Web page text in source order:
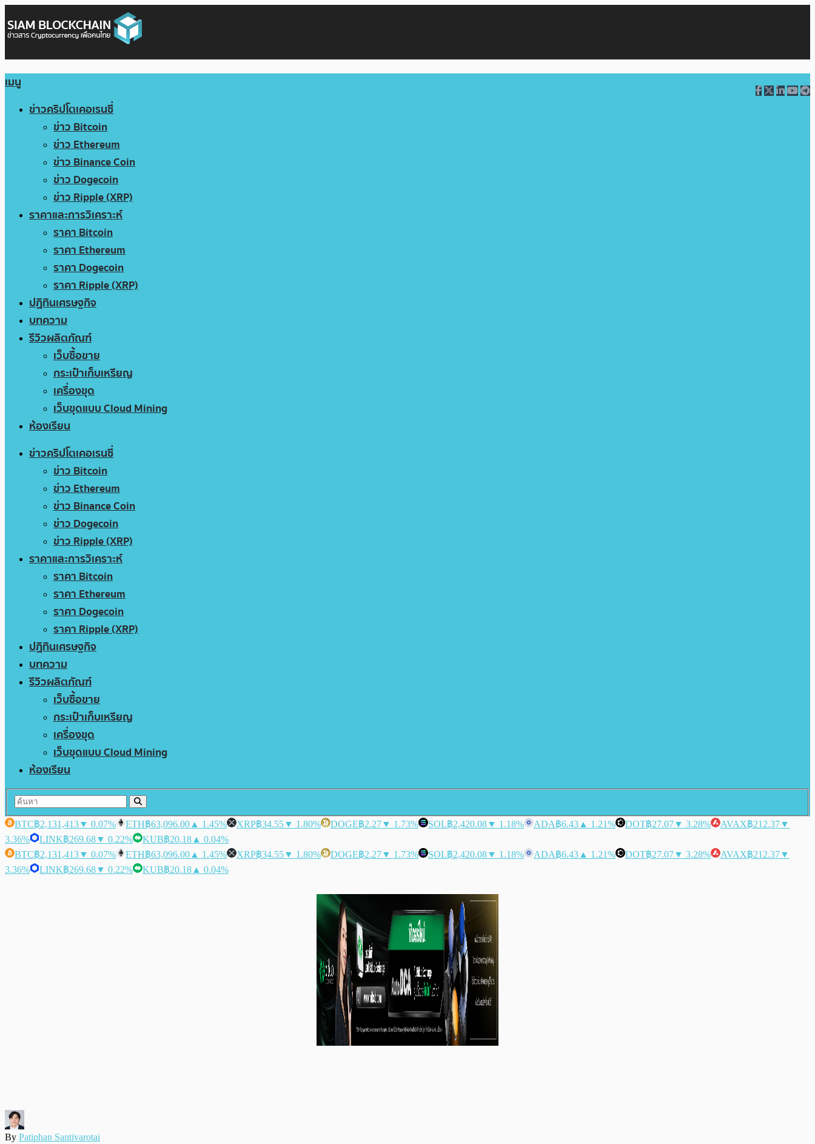
เมนู
ข่าวคริปโตเคอเรนซี่
ข่าว Bitcoin
ข่าว Ethereum
ข่าว Binance Coin
ข่าว Dogecoin
ข่าว Ripple (XRP)
ราคาและการวิเคราะห์
ราคา Bitcoin
ราคา Ethereum
ราคา Dogecoin
ราคา Ripple (XRP)
ปฏิทินเศรษฐกิจ
บทความ
รีวิวผลิตภัณฑ์
เว็บซื้อขาย
กระเป๋าเก็บเหรียญ
เครื่องขุด
เว็บขุดแบบ Cloud Mining
ห้องเรียน
ข่าวคริปโตเคอเรนซี่
ข่าว Bitcoin
ข่าว Ethereum
ข่าว Binance Coin
ข่าว Dogecoin
ข่าว Ripple (XRP)
ราคาและการวิเคราะห์
ราคา Bitcoin
ราคา Ethereum
ราคา Dogecoin
ราคา Ripple (XRP)
ปฏิทินเศรษฐกิจ
บทความ
รีวิวผลิตภัณฑ์
เว็บซื้อขาย
กระเป๋าเก็บเหรียญ
เครื่องขุด
เว็บขุดแบบ Cloud Mining
ห้องเรียน
BTC฿2,131,413▼ 0.07% ETH฿63,096.00 ▲ 1.45% XRP฿34.55▼ 1.80% DOGE฿2.27▼ 1.73% SOL฿2,420.08▼ 1.18% ADA฿6.43 ▲ 1.21% DOT฿27.07▼ 3.28% AVAX฿212.37▼
3.36%
LINK฿269.68▼ 0.22% KUB฿20.18 ▲ 0.04%
BTC฿2,131,413▼ 0.07% ETH฿63,096.00 ▲ 1.45% XRP฿34.55▼ 1.80% DOGE฿2.27▼ 1.73% SOL฿2,420.08▼ 1.18% ADA฿6.43 ▲ 1.21% DOT฿27.07▼ 3.28% AVAX฿212.37▼
3.36%
LINK฿269.68▼ 0.22% KUB฿20.18 ▲ 0.04%
By Patiphan Santivarotai